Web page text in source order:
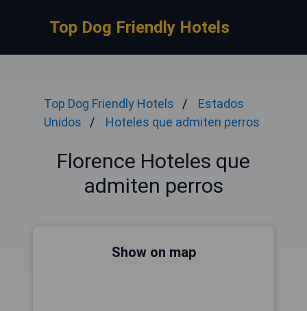
Top Dog Friendly Hotels
Top Dog Friendly Hotels
Estados
Unidos
Hoteles que admiten perros
Florence Hoteles que
admiten perros
Show on map